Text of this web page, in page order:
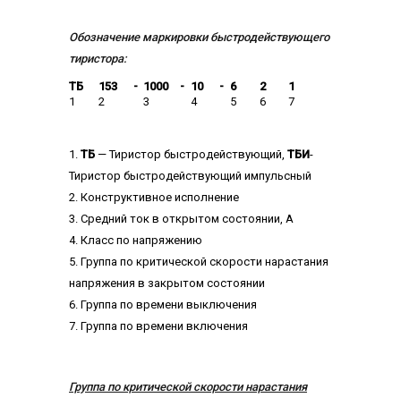
Обозначение маркировки быстродействующего
тиристора:
ТБ 153 - 1000 - 10 - 6 2
1
1
2 3 4 5 6 7
1. ТБ — Тиристор быстродействующий, ТБИ-
Тиристор быстродействующий импульсный
2. Конструктивное исполнение
3. Средний ток в открытом состоянии, A
4. Класс по напряжению
5. Группа по критической скорости нарастания
напряжения в закрытом состоянии
6. Группа по времени выключения
7. Группа по времени включения
Группа по критической скорости нарастания